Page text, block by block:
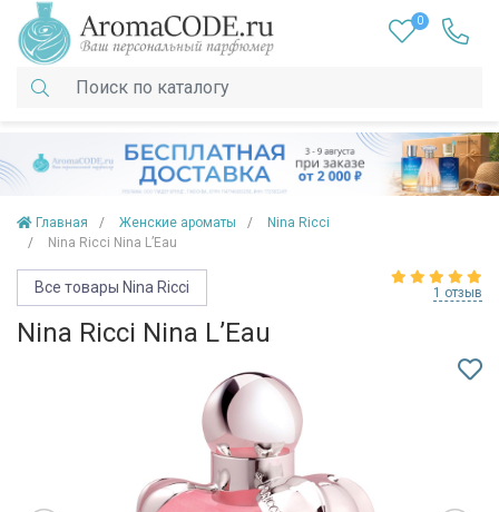
0
Главная Женские ароматы
Nina Ricci
Nina Ricci Nina L’Eau
Все товары Nina Ricci 1 отзыв
Nina Ricci Nina L’Eau